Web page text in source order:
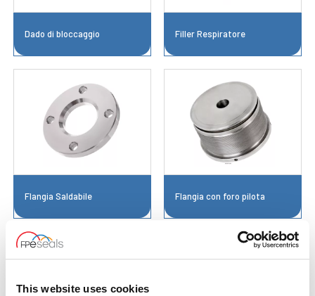
This website uses cookies
Dado di bloccaggio Filler Respiratore
Flangia Saldabile Flangia con foro pilota